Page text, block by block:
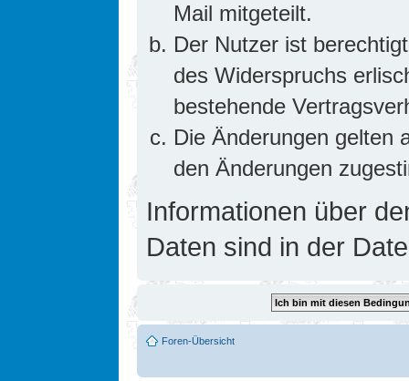
Mail mitgeteilt.
Der Nutzer ist
des Widerspruchs
bestehende
Die Änderungen gelten
den Änderungen
Informationen über
Daten sind in der
Foren-Übersicht